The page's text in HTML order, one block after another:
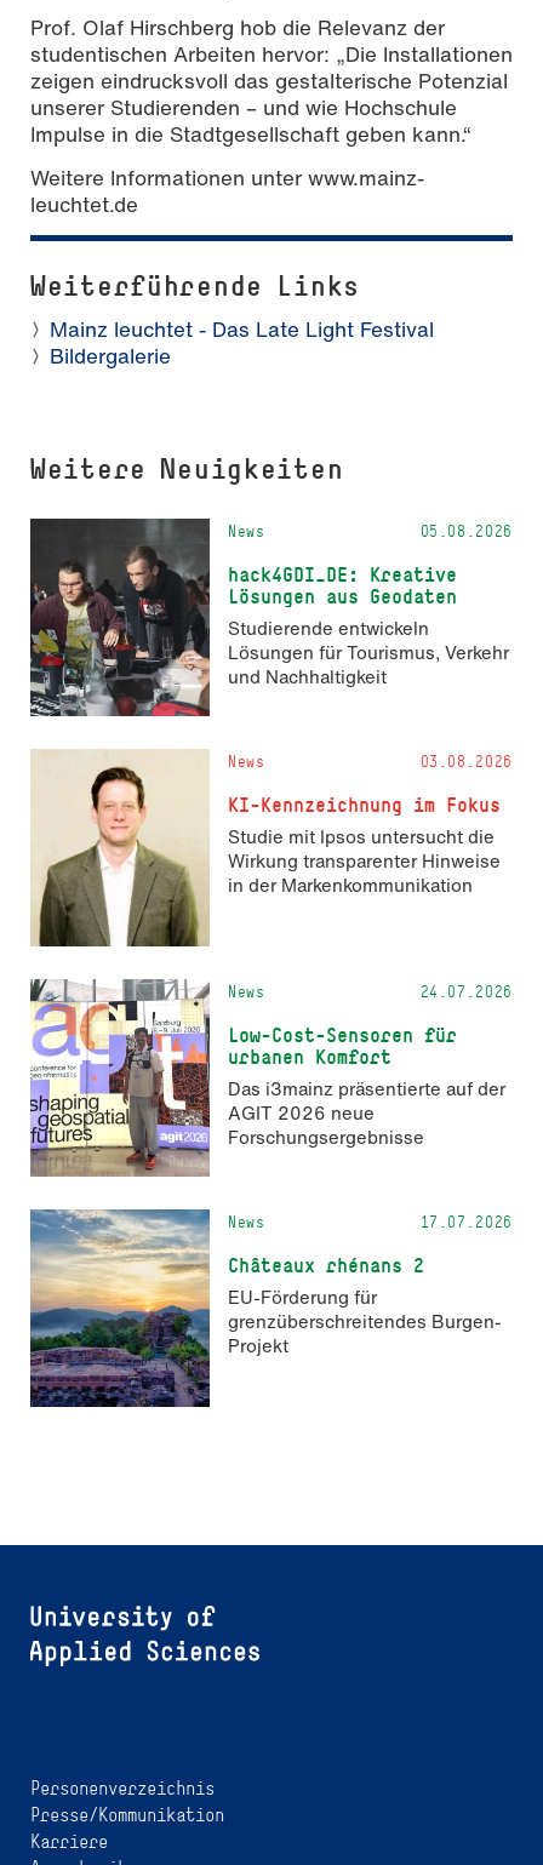
Prof. Olaf Hirschberg hob die Relevanz der
studentischen Arbeiten hervor: „Die Installationen
zeigen eindrucksvoll das gestalterische Potenzial
unserer Studierenden – und wie Hochschule
Impulse in die Stadtgesellschaft geben kann.“
Weitere Informationen unter www.mainz-
leuchtet.de
Weiterführende Links
Mainz leuchtet - Das Late Light Festival
Bildergalerie
Weitere Neuigkeiten
News 05.08.2026
hack4GDI_DE: Kreative
Lösungen aus Geodaten
Studierende entwickeln
Lösungen für Tourismus, Verkehr
und Nachhaltigkeit
News 03.08.2026
KI-Kennzeichnung im Fokus
Studie mit Ipsos untersucht die
Wirkung transparenter Hinweise
in der Markenkommunikation
News 24.07.2026
Low-Cost-Sensoren für
urbanen Komfort
Das i3mainz präsentierte auf der
AGIT 2026 neue
Forschungsergebnisse
News 17.07.2026
Châteaux rhénans 2
EU-Förderung für
grenzüberschreitendes Burgen-
Projekt
Personenverzeichnis
Presse/Kommunikation
Karriere